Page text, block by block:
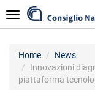
to
main
Navigazione
Home
News
Innovazioni
piattaforma